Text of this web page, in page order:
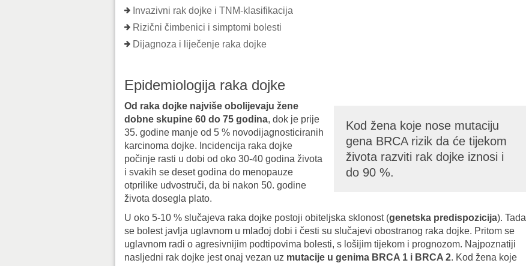
Invazivni rak dojke i TNM-klasifikacija
Rizični čimbenici i simptomi bolesti
Dijagnoza i liječenje raka dojke
Epidemiologija raka dojke
Kod žena koje nose mutaciju
gena BRCA rizik da će tijekom
života razviti rak dojke iznosi i
do 90 %.
Od raka dojke najviše obolijevaju žene
dobne skupine 60 do 75 godina, dok je prije
35. godine manje od 5 % novodijagnosticiranih
karcinoma dojke. Incidencija raka dojke
počinje rasti u dobi od oko 30-40 godina života
i svakih se deset godina do menopauze
otprilike udvostruči, da bi nakon 50. godine
života dosegla plato.
U oko 5-10 % slučajeva raka dojke postoji obiteljska sklonost (genetska predispozicija). Tada
se bolest javlja uglavnom u mlađoj dobi i česti su slučajevi obostranog raka dojke. Pritom se
uglavnom radi o agresivnijim podtipovima bolesti, s lošijim tijekom i prognozom. Najpoznatiji
nasljedni rak dojke jest onaj vezan uz mutacije u genima BRCA 1 i BRCA 2. Kod žena koje